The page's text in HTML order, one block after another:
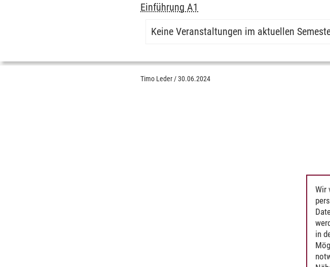
Einführung A1
Keine Veranstaltungen im aktuellen
Timo Leder /30.06.2024
Wir
in